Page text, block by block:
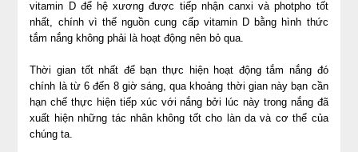
vitamin D để hệ xương được tiếp nhận canxi và photpho tốt
nhất, chính vì thế nguồn cung cấp vitamin D bằng hình thức
tắm nắng không phải là hoạt động nên bỏ qua.
Thời gian tốt nhất để bạn thực hiện hoạt động tắm nắng đó
chính là từ 6 đến 8 giờ sáng, qua khoảng thời gian này bạn cần
hạn chế thực hiện tiếp xúc với nắng bởi lúc này trong nắng đã
xuất hiện những tác nhân không tốt cho làn da và cơ thể của
chúng ta.